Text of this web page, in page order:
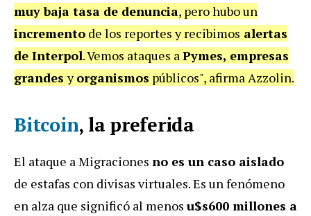
muy baja tasa de denuncia, pero hubo un
incremento de los reportes y recibimos alertas
de Interpol. Vemos ataques a Pymes, empresas
grandesyorganismos públicos", afirma Azzolin.
Bitcoin, la preferida
El ataque a Migraciones no es un caso aislado
de estafas con divisas virtuales. Es un fenómeno
en alza que significó al menos u$s600 millones a